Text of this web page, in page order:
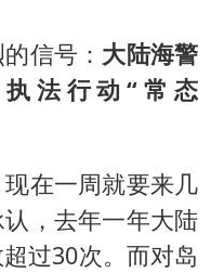
信号： 大陆海警
法行动“常态
在一周就要来几
，去年一年大陆
过30次。而对岛